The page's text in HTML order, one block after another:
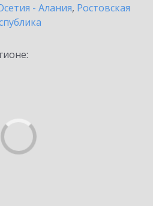
- Алания, Ростовская